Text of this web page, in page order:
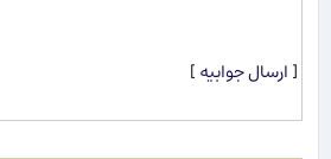
[ارسال جوابیه]